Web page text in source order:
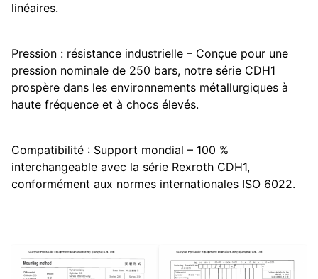
linéaires.
Pression : résistance industrielle – Conçue pour une
pression nominale de 250 bars, notre série CDH1
prospère dans les environnements métallurgiques à
haute fréquence et à chocs élevés.
Compatibilité : Support mondial – 100 %
interchangeable avec la série Rexroth CDH1,
conformément aux normes internationales ISO 6022.